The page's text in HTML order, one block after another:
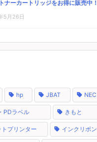
ナーカートリッジをお得に販売中！
5月26日
hp JBAT NEC
PDラベル きもと
プリンター インクリボン